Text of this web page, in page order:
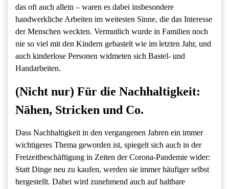
das oft auch allein – waren es dabei insbesondere
handwerkliche Arbeiten im weitesten Sinne, die das Interesse
der Menschen weckten. Vermutlich wurde in Familien noch
nie so viel mit den Kindern gebastelt wie im letzten Jahr, und
auch kinderlose Personen widmeten sich Bastel- und
Handarbeiten.
(Nicht nur) Für die Nachhaltigkeit:
Nähen, Stricken und Co.
Dass Nachhaltigkeit in den vergangenen Jahren ein immer
wichtigeres Thema geworden ist, spiegelt sich auch in der
Freizeitbeschäftigung in Zeiten der Corona-Pandemie wider:
Statt Dinge neu zu kaufen, werden sie immer häufiger selbst
hergestellt. Dabei wird zunehmend auch auf haltbare